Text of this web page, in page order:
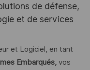
de défense,
et de services
et Logiciel, en tant
Embarqués, vos